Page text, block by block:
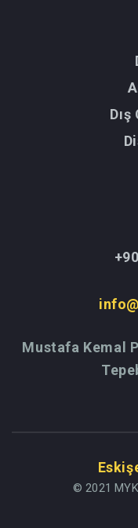
Mustafa Kemal
© 2021 MYK